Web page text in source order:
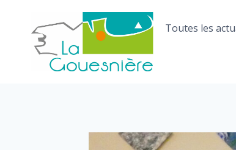
contenu
Toutes les